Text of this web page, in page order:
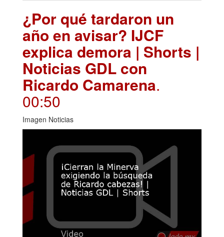
¿Por qué tardaron un
año en avisar? IJCF
explica demora | Shorts |
Noticias GDL con
Ricardo Camarena.
00:50
Imagen Noticias